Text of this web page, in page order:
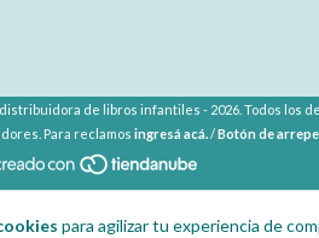
para agilizar tu experiencia de
de libros infantiles - 2026. Todos los
Para reclamos ingresá acá./Botón de